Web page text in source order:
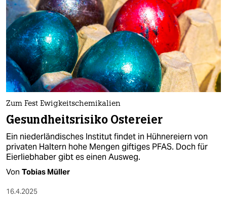
Zum Fest Ewigkeitschemikalien
Gesundheitsrisiko Ostereier
Ein niederländisches Institut findet in Hühnereiern von
privaten Haltern hohe Mengen giftiges PFAS. Doch für
Eierliebhaber gibt es einen Ausweg.
Von Tobias Müller
16.4.2025